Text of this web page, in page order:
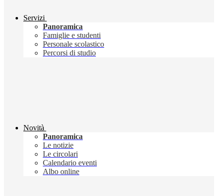
Servizi
Panoramica
Famiglie e studenti
Personale scolastico
Percorsi di studio
Novità
Panoramica
Le notizie
Le circolari
Calendario eventi
Albo online